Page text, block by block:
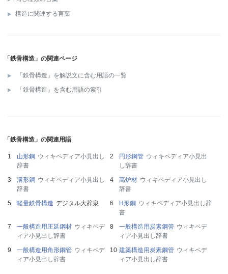
構造に関連する言葉
「鉄骨構造」の関連ページ
「鉄骨構造」を解説文に含む用語の一覧
「鉄骨構造」を含む用語の索引
「鉄骨構造」の関連用語
山形鋼 ウィキペディア小見出し
辞書
円形鋼管 ウィキペディア小見出
し辞書
溝形鋼 ウィキペディア小見出し
辞書
高炉材 ウィキペディア小見出し
辞書
軽量鉄骨構造 デジタル大辞泉 H形鋼 ウィキペディア小見出し辞
書
一般構造用圧延鋼材 ウィキペデ
ィア小見出し辞書
一般構造用炭素鋼管 ウィキペデ
ィア小見出し辞書
一般構造用角形鋼管 ウィキペデ
ィア小見出し辞書
建築構造用炭素鋼管 ウィキペデ
ィア小見出し辞書